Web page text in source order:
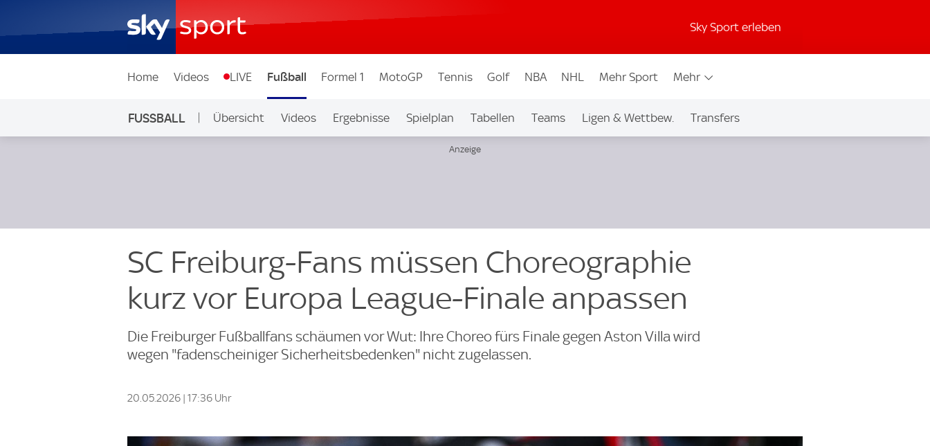
Sky Sport erleben
Home Videos LIVE Fußball Formel 1 MotoGP Tennis Golf NBA NHL Mehr Sport Mehr
FUSSBALL Übersicht Videos Ergebnisse Spielplan Tabellen Teams Ligen & Wettbew. Transfers
SC Freiburg-Fans müssen Choreographie
kurz vor Europa League-Finale anpassen
Die Freiburger Fußballfans schäumen vor Wut: Ihre Choreo fürs Finale gegen Aston Villa wird
wegen "fadenscheiniger Sicherheitsbedenken" nicht zugelassen.
20.05.2026 | 17:36 Uhr